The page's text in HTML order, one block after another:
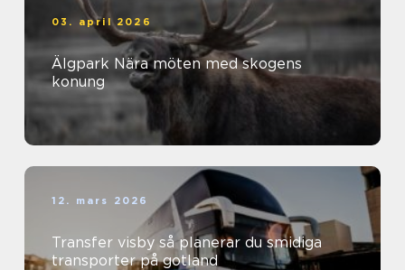
03. april 2026
Älgpark Nära möten med skogens
konung
12. mars 2026
Transfer visby så planerar du smidiga
transporter på gotland